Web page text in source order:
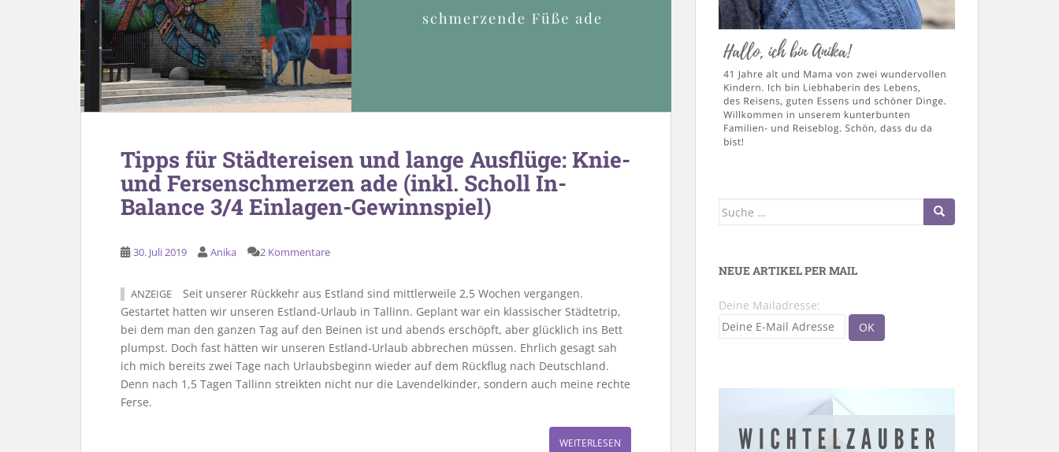
Tipps für Städtereisen und lange Ausflüge: Knie-
und Fersenschmerzen ade (inkl. Scholl In-
Balance 3/4 Einlagen-Gewinnspiel)
30. Juli 2019 Anika 2 Kommentare
ANZEIGE
Seit unserer Rückkehr aus Estland sind mittlerweile 2,5 Wochen vergangen.
Gestartet hatten wir unseren Estland-Urlaub in Tallinn. Geplant war ein klassischer Städtetrip,
bei dem man den ganzen Tag auf den Beinen ist und abends erschöpft, aber glücklich ins Bett
plumpst. Doch fast hätten wir unseren Estland-Urlaub abbrechen müssen. Ehrlich gesagt sah
ich mich bereits zwei Tage nach Urlaubsbeginn wieder auf dem Rückflug nach Deutschland.
Denn nach 1,5 Tagen Tallinn streikten nicht nur die Lavendelkinder, sondern auch meine rechte
Ferse.
WEITERLESEN
Suche
NEUE ARTIKEL PER MAIL
Deine Mailadresse: